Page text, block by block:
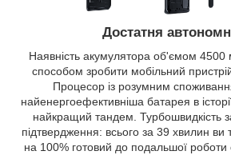
Достатня
Наявність акумулятора об'ємом 4500
способом зробити мобільний
Процесор із розумним
найенергоефективніша батарея в
найкращий тандем. Турбошвидкість
підтвердження: всього за 39 хвилин ви
на 100% готовий до подальшої